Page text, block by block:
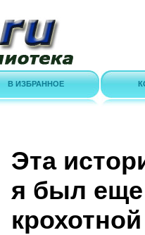
В ИЗБРАННОЕ
Эта
я был